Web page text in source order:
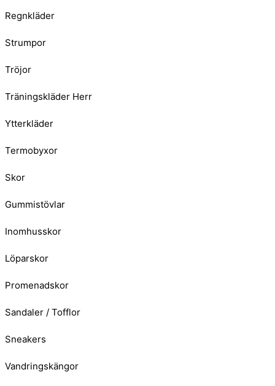
Regnkläder
Strumpor
Tröjor
Träningskläder Herr
Ytterkläder
Termobyxor
Skor
Gummistövlar
Inomhusskor
Löparskor
Promenadskor
Sandaler / Tofflor
Sneakers
Vandringskängor